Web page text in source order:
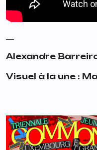
Alexandre
Visuel à la une :